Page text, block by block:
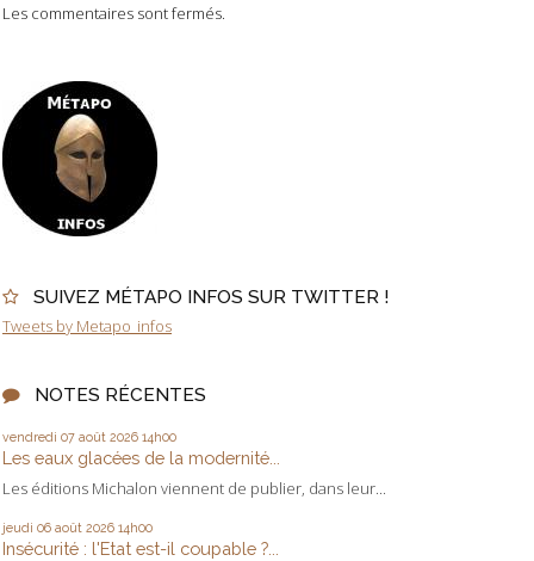
SUIVEZ MÉTAPO INFOS SUR TWITTER !
Tweets by Metapo_infos
NOTES RÉCENTES
vendredi 07 août 2026 14h00
Les eaux glacées de la modernité...
Les éditions Michalon viennent de publier, dans leur...
jeudi 06 août 2026 14h00
Insécurité : l'Etat est-il coupable ?...
Les commentaires sont fermés.